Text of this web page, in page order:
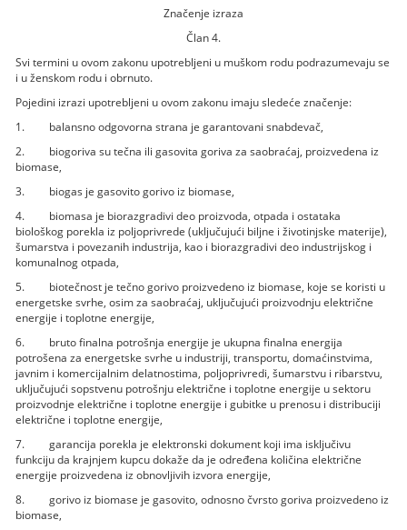
Značenje izraza
Član 4.
Svi termini u ovom zakonu upotrebljeni u muškom rodu podrazumevaju se
i u ženskom rodu i obrnuto.
Pojedini izrazi upotrebljeni u ovom zakonu imaju sledeće značenje:
1. balansno odgovorna strana je garantovani snabdevač,
2. biogoriva su tečna ili gasovita goriva za saobraćaj, proizvedena iz
biomase,
3. biogas je gasovito gorivo iz biomase,
4. biomasa je biorazgradivi deo proizvoda, otpada i ostataka
biološkog porekla iz poljoprivrede (uključujući biljne i životinjske materije),
šumarstva i povezanih industrija, kao i biorazgradivi deo industrijskog i
komunalnog otpada,
5. biotečnost je tečno gorivo proizvedeno iz biomase, koje se koristi u
energetske svrhe, osim za saobraćaj, uključujući proizvodnju električne
energije i toplotne energije,
6. bruto finalna potrošnja energije je ukupna finalna energija
potrošena za energetske svrhe u industriji, transportu, domaćinstvima,
javnim i komercijalnim delatnostima, poljoprivredi, šumarstvu i ribarstvu,
uključujući sopstvenu potrošnju električne i toplotne energije u sektoru
proizvodnje električne i toplotne energije i gubitke u prenosu i distribuciji
električne i toplotne energije,
7. garancija porekla je elektronski dokument koji ima isključivu
funkciju da krajnjem kupcu dokaže da je određena količina električne
energije proizvedena iz obnovljivih izvora energije,
8. gorivo iz biomase je gasovito, odnosno čvrsto goriva proizvedeno iz
biomase,